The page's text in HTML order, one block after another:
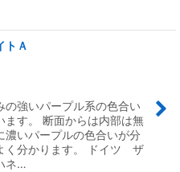
トＡ
の強いパープル系の色合い
ます。 断面からは内部は無
濃いパープルの色合いが分
く分かります。 ドイツ ザ
ネ…